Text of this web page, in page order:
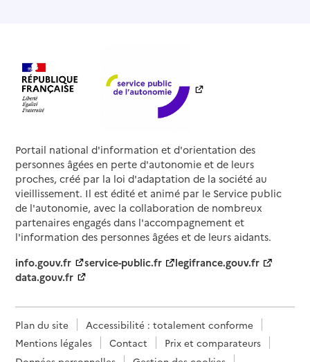
Portail national d'information et d'orientation des
personnes âgées en perte d'autonomie et de leurs
proches, créé par la loi d'adaptation de la société au
vieillissement. Il est édité et animé par le Service public
de l'autonomie, avec la collaboration de nombreux
partenaires engagés dans l'accompagnement et
l'information des personnes âgées et de leurs aidants.
info.gouv.fr
service-public.fr
legifrance.gouv.fr
data.gouv.fr
Plan du site
Accessibilité : totalement conforme
Mentions légales
Contact
Prix et comparateurs